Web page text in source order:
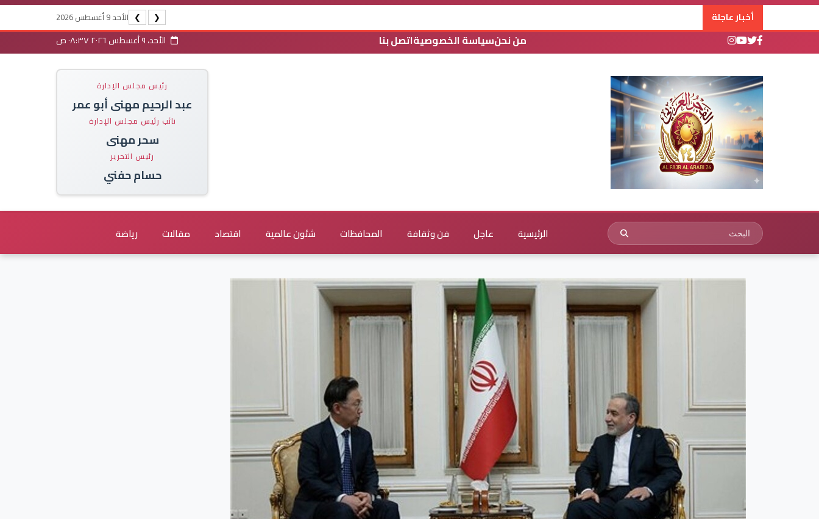
أخبار عاجلة ❮
❯ الأحد 9 أغسطس 2026
من نحنسياسة الخصوصيةاتصل بنا الأحد، ٩ أغسطس ٢٠٢٦ ٠٨:٣٧ ص
رئيس مجلس الإدارة
عبد الرحيم مهنى أبو عمر
نائب رئيس مجلس الإدارة
سحر مهنى
رئيس التحرير
حسام حفني
الرئيسية عاجل فن وثقافة المحافظات شئون عالمية اقتصاد مقالات رياضة